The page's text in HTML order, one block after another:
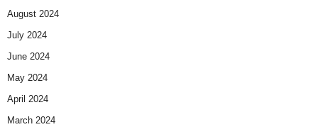
August 2024
July 2024
June 2024
May 2024
April 2024
March 2024